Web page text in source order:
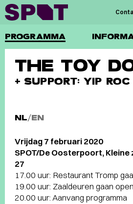
PROGRAMMA
THE TOY
+ SUPPORT: YIP ROC
NL/EN
Vrijdag 7 februari 2020
SPOT/De Oosterpoort, Kleine
27
17.00 uur: Restaurant Tromp
19.00 uur: Zaaldeuren gaan open
20.00 uur: Aanvang programma